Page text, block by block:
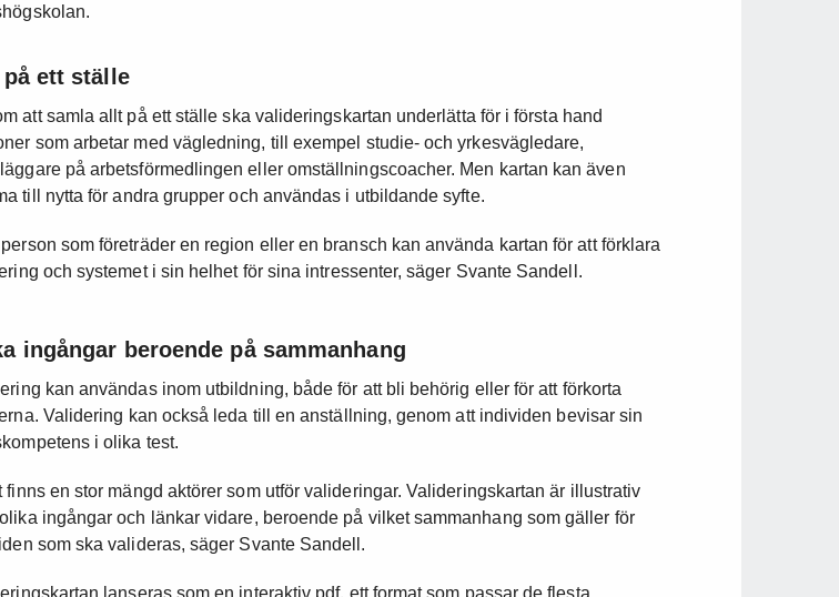
ett ställe
att samla allt på ett ställe ska valideringskartan underlätta för i första hand
som arbetar med vägledning, till exempel studie- och yrkesvägledare,
på arbetsförmedlingen eller omställningscoacher. Men kartan kan även
till nytta för andra grupper och användas i utbildande syfte.
som företräder en region eller en bransch kan använda kartan för att förklara
och systemet i sin helhet för sina intressenter, säger Svante Sandell.
ingångar beroende på sammanhang
kan användas inom utbildning, både för att bli behörig eller för att förkorta
Validering kan också leda till en anställning, genom att individen bevisar sin
i olika test.
finns en stor mängd aktörer som utför valideringar. Valideringskartan är illustrativ
ingångar och länkar vidare, beroende på vilket sammanhang som gäller för
som ska valideras, säger Svante Sandell.